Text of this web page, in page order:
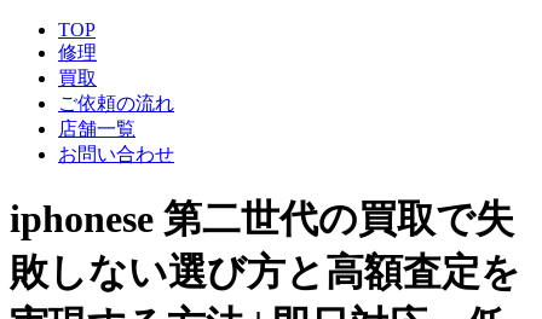
TOP
修理
買取
ご依頼の流れ
店舗一覧
お問い合わせ
iphonese 第二世代の買取で失
敗しない選び方と高額査定を